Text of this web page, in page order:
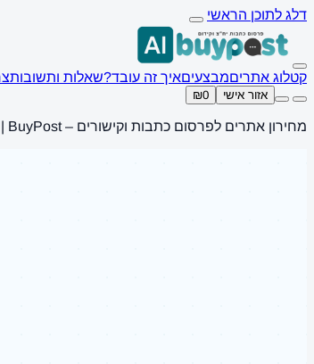
דלג לתוכן הראשי
קטלוג אתריםמבצעיםאיך זה עובד?שאלות ותשובות
אזור אישי ₪0
מחירון אתרים לפרסום כתבות וקישורים – BuyPost | קידום אתרים SEO